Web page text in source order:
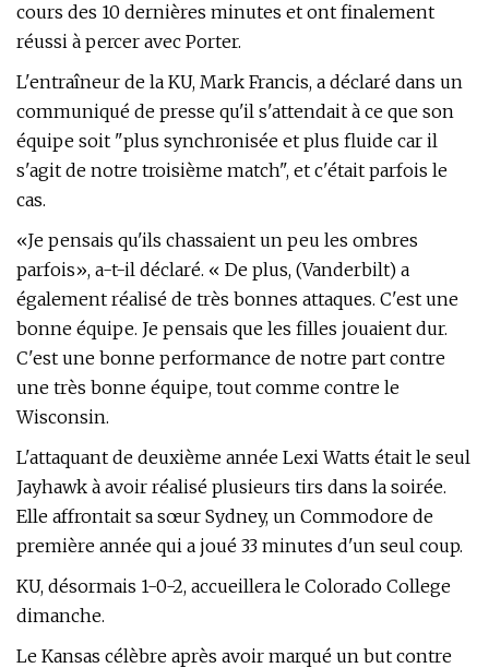
cours des 10 dernières minutes et ont finalement
réussi à percer avec Porter.
L'entraîneur de la KU, Mark Francis, a déclaré dans un
communiqué de presse qu'il s'attendait à ce que son
équipe soit "plus synchronisée et plus fluide car il
s'agit de notre troisième match", et c'était parfois le
cas.
«Je pensais qu'ils chassaient un peu les ombres
parfois», a-t-il déclaré. « De plus, (Vanderbilt) a
également réalisé de très bonnes attaques. C'est une
bonne équipe. Je pensais que les filles jouaient dur.
C'est une bonne performance de notre part contre
une très bonne équipe, tout comme contre le
Wisconsin.
L'attaquant de deuxième année Lexi Watts était le seul
Jayhawk à avoir réalisé plusieurs tirs dans la soirée.
Elle affrontait sa sœur Sydney, un Commodore de
première année qui a joué 33 minutes d'un seul coup.
KU, désormais 1-0-2, accueillera le Colorado College
dimanche.
Le Kansas célèbre après avoir marqué un but contre